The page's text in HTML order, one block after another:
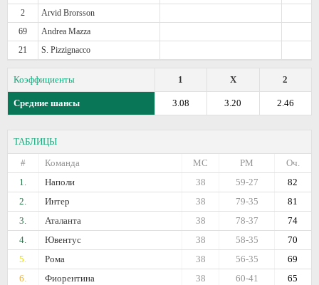
2
Arvid Brorsson
69
Andrea Mazza
21
S. Pizzignacco
Коэффициенты 2
X
1
Средние шансы 2.46
3.20
3.08
ТАБЛИЦЫ
#
Команда Оч.
РМ
МС
1.
Наполи 82
59-27
38
2.
Интер 81
79-35
38
3.
Аталанта 74
78-37
38
4.
Ювентус 70
58-35
38
5.
Рома 69
56-35
38
6.
Фиорентина 65
60-41
38